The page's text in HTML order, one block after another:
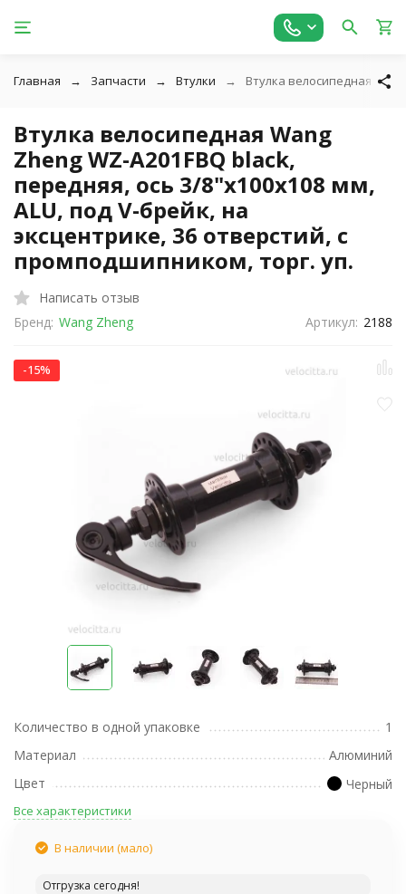
Главная Запчасти Втулки Втулка велосипедная
Втулка велосипедная Wang
Zheng WZ-A201FBQ black,
передняя, ось 3/8"х100x108 мм,
ALU, под V-брейк, на
эксцентрике, 36 отверстий, с
промподшипником, торг. уп.
Написать отзыв
Бренд: Wang Zheng Артикул: 2188
-15%
Количество в одной упаковке
1
Материал
Алюминий
Цвет
Черный
Все характеристики
В наличии (мало)
Отгрузка сегодня!